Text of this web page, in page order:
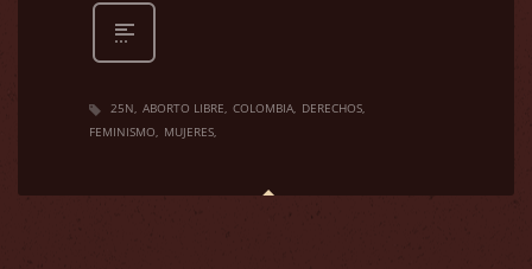
25N ABORTO LIBRE COLOMBIA DERECHOS
FEMINISMO
MUJERES